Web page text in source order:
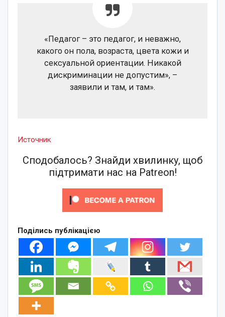
«Педагог – это педагог, и неважно,
какого он пола, возраста, цвета кожи и
сексуальной ориентации. Никакой
дискриминации не допустим», –
заявили и там, и там».
Источник
Сподобалось? Знайди хвилинку, щоб
підтримати нас на Patreon!
Поділись публікацією